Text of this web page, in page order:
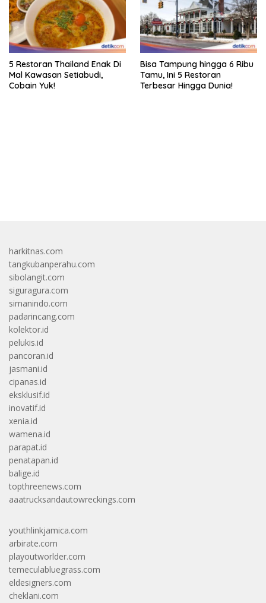
5 Restoran Thailand Enak Di
Mal Kawasan Setiabudi,
Cobain Yuk!
Bisa Tampung hingga 6 Ribu
Tamu, Ini 5 Restoran
Terbesar Hingga Dunia!
harkitnas.com
tangkubanperahu.com
sibolangit.com
siguragura.com
simanindo.com
padarincang.com
kolektor.id
pelukis.id
pancoran.id
jasmani.id
cipanas.id
eksklusif.id
inovatif.id
xenia.id
wamena.id
parapat.id
penatapan.id
balige.id
topthreenews.com
aaatrucksandautowreckings.com
youthlinkjamica.com
arbirate.com
playoutworlder.com
temeculabluegrass.com
eldesigners.com
cheklani.com